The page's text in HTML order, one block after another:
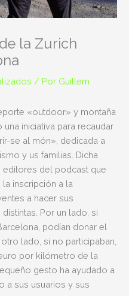
la Zurich
/ Por Guillem
«outdoor» y montaña
iniciativa para recaudar
se al món», dedicada a
y us familias. Dicha
del podcast que
inscripción a la
a hacer sus
Por un lado, si
podían donar el
lado, si no participaban,
por kilómetro de la
gesto ha ayudado a
a sus usuarios y sus